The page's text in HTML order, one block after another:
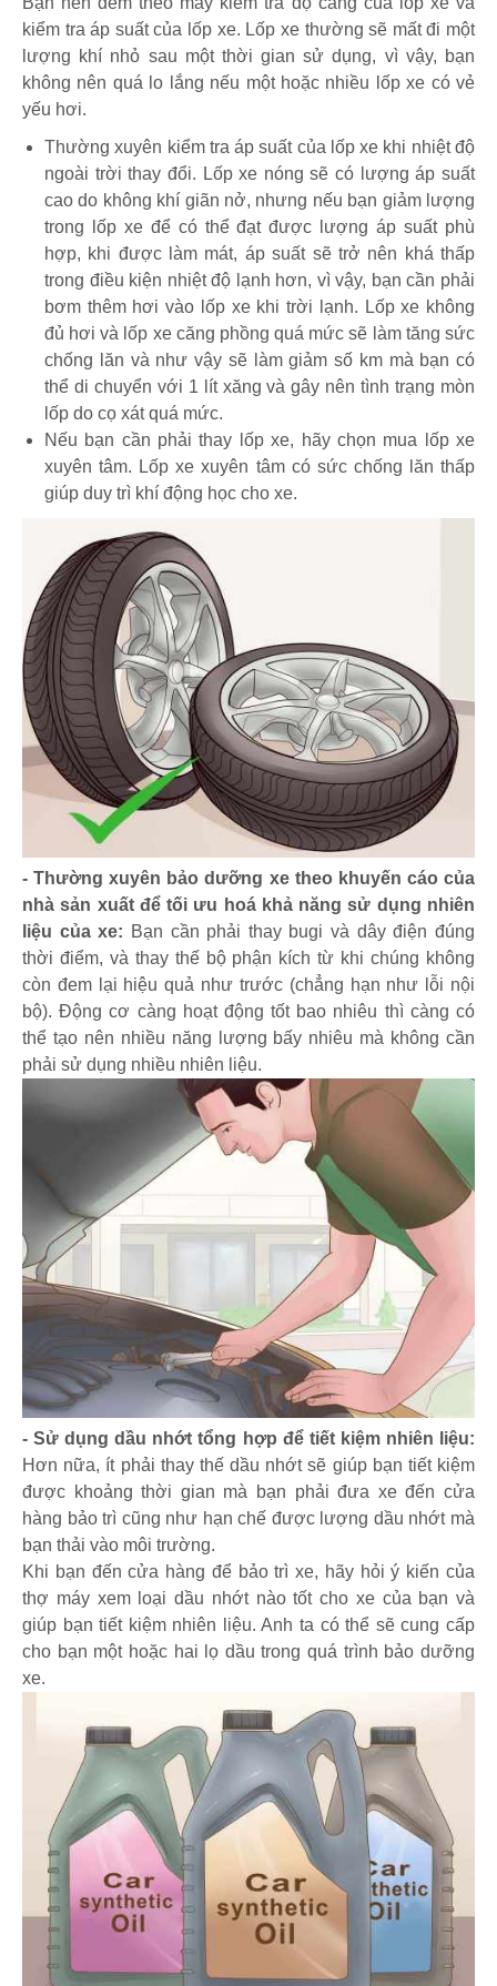
kiểm tra áp suất của lốp xe. Lốp xe thường sẽ mất đi một
lượng khí nhỏ sau một thời gian sử dụng, vì vậy, bạn
không nên quá lo lắng nếu một hoặc nhiều lốp xe có vẻ
yếu hơi.
Thường xuyên kiểm tra áp suất của lốp xe khi nhiệt độ
ngoài trời thay đổi. Lốp xe nóng sẽ có lượng áp suất
cao do không khí giãn nở, nhưng nếu bạn giảm lượng
trong lốp xe để có thể đạt được lượng áp suất phù
hợp, khi được làm mát, áp suất sẽ trở nên khá thấp
trong điều kiện nhiệt độ lạnh hơn, vì vậy, bạn cần phải
bơm thêm hơi vào lốp xe khi trời lạnh. Lốp xe không
đủ hơi và lốp xe căng phồng quá mức sẽ làm tăng sức
chống lăn và như vậy sẽ làm giảm số km mà bạn có
thể di chuyển với 1 lít xăng và gây nên tình trạng mòn
lốp do cọ xát quá mức.
Nếu bạn cần phải thay lốp xe, hãy chọn mua lốp xe
xuyên tâm. Lốp xe xuyên tâm có sức chống lăn thấp
giúp duy trì khí động học cho xe.
- Thường xuyên bảo dưỡng xe theo khuyến cáo của
nhà sản xuất để tối ưu hoá khả năng sử dụng nhiên
liệu của xe: Bạn cần phải thay bugi và dây điện đúng
thời điểm, và thay thế bộ phận kích từ khi chúng không
còn đem lại hiệu quả như trước (chẳng hạn như lỗi nội
bộ). Động cơ càng hoạt động tốt bao nhiêu thì càng có
thể tạo nên nhiều năng lượng bấy nhiêu mà không cần
phải sử dụng nhiều nhiên liệu.
- Sử dụng dầu nhớt tổng hợp để tiết kiệm nhiên liệu:
Hơn nữa, ít phải thay thế dầu nhớt sẽ giúp bạn tiết kiệm
được khoảng thời gian mà bạn phải đưa xe đến cửa
hàng bảo trì cũng như hạn chế được lượng dầu nhớt mà
bạn thải vào môi trường.
Khi bạn đến cửa hàng để bảo trì xe, hãy hỏi ý kiến của
thợ máy xem loại dầu nhớt nào tốt cho xe của bạn và
giúp bạn tiết kiệm nhiên liệu. Anh ta có thể sẽ cung cấp
cho bạn một hoặc hai lọ dầu trong quá trình bảo dưỡng
xe.